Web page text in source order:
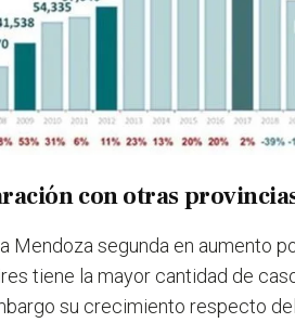
con otras
Mendoza segunda en aumento
tiene la mayor cantidad de
su crecimiento respecto